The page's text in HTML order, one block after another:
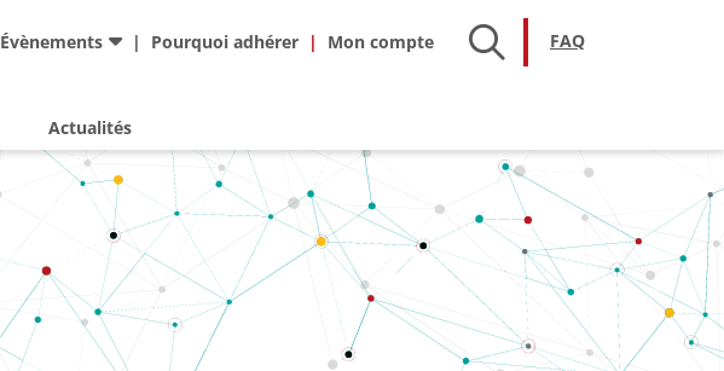
Évènements
Actualités
Adhésion
Pourquoi adhérer FAQFAQ